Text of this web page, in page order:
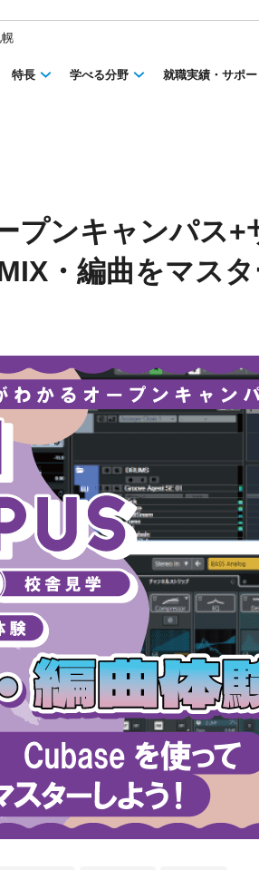
特長 学べる分野 就職実績・サポー
ンキャンパス+
・編曲をマスタ